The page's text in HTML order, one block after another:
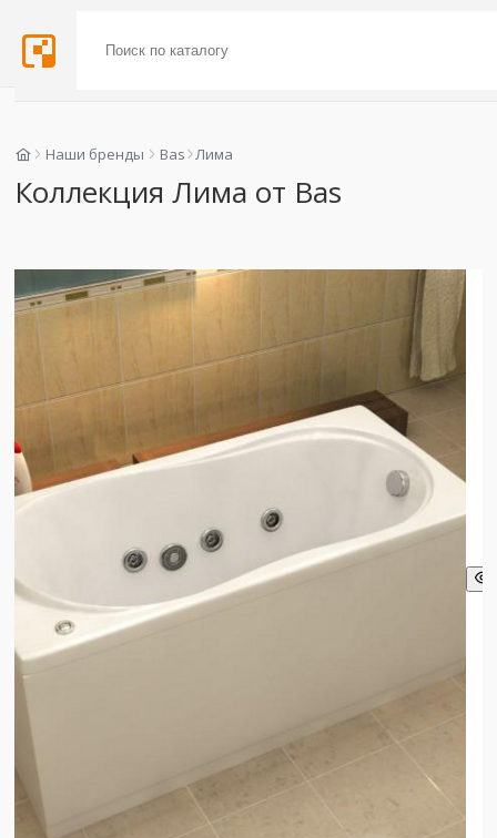
Наши бренды Bas Лима
Коллекция Лима от Bas